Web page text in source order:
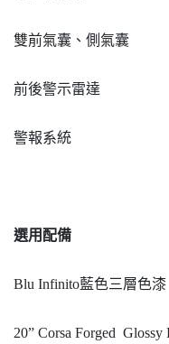
雙前氣囊、側氣囊
前後警示雷達
警報系統
選用配備
Blu Infinito藍色三層色漆
20” Corsa Forged